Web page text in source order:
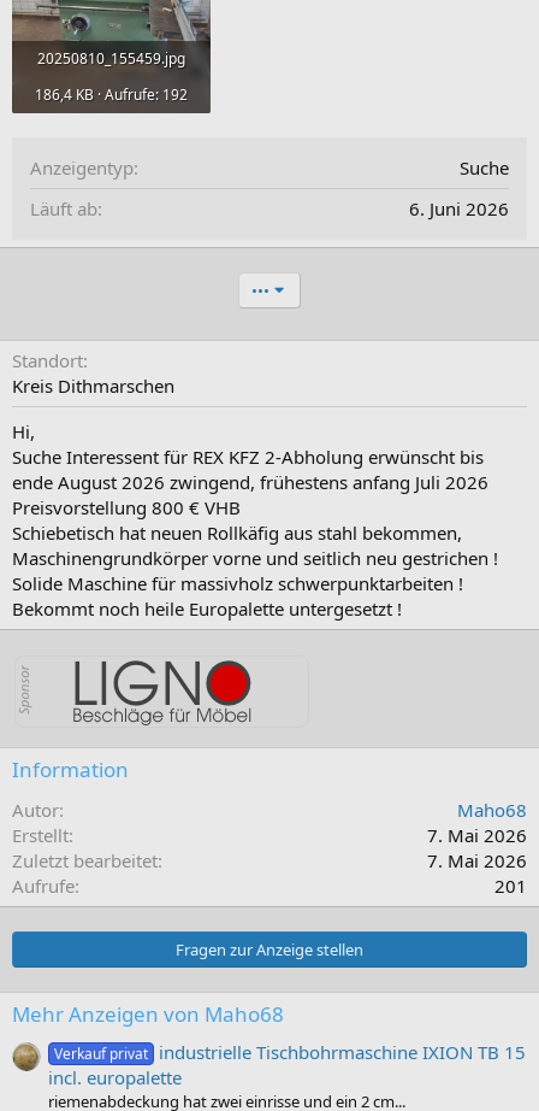
20250810_155459.jpg
186,4 KB · Aufrufe: 192
Anzeigentyp
Suche
Läuft ab
6. Juni 2026
•••
Standort
Kreis Dithmarschen
Hi,
Suche Interessent für REX KFZ 2-Abholung erwünscht bis
ende August 2026 zwingend, frühestens anfang Juli 2026
Preisvorstellung 800 € VHB
Schiebetisch hat neuen Rollkäfig aus stahl bekommen,
Maschinengrundkörper vorne und seitlich neu gestrichen !
Solide Maschine für massivholz schwerpunktarbeiten !
Bekommt noch heile Europalette untergesetzt !
Information
Autor
Maho68
Erstellt
7. Mai 2026
Zuletzt bearbeitet
7. Mai 2026
Aufrufe
201
Fragen zur Anzeige stellen
Mehr Anzeigen von Maho68
Verkauf privat industrielle Tischbohrmaschine IXION TB 15
incl. europalette
riemenabdeckung hat zwei einrisse und ein 2 cm...